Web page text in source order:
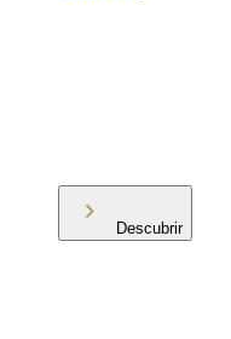
Descubrir